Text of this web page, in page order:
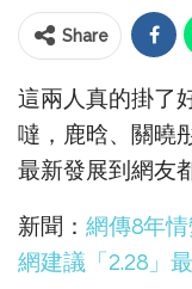
Share
這兩人真的掛了
噠，鹿晗、關曉
最新發展到網友
新聞： 網傳8年
網建議「2.28」